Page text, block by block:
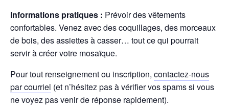
Informations pratiques : Prévoir des vêtements
confortables. Venez avec des coquillages, des morceaux
de bois, des assiettes à casser… tout ce qui pourrait
servir à créer votre mosaïque.
Pour tout renseignement ou inscription, contactez-nous
par courriel (et n’hésitez pas à vérifier vos spams si vous
ne voyez pas venir de réponse rapidement).